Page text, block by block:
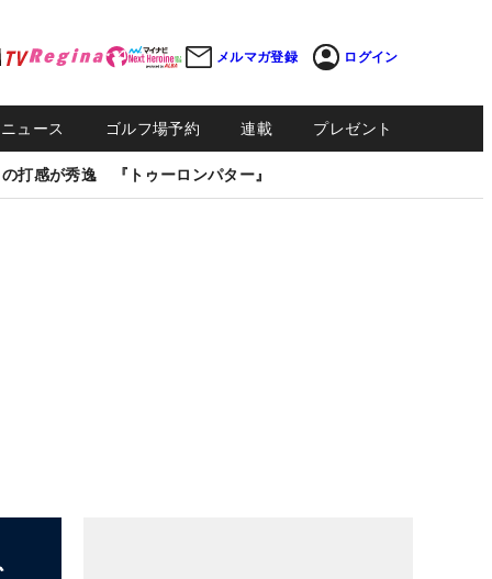
メルマガ登録 ログイン
ュース ゴルフ場予約 連載 プレゼント
打感が秀逸 『トゥーロンパター』